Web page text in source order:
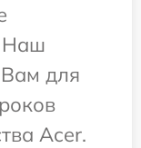
Наш
Вам для
Acer.